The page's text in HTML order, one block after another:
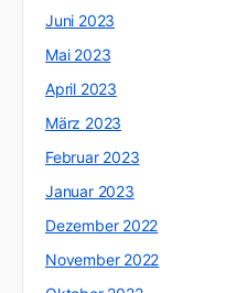
Juni 2023
Mai 2023
April 2023
März 2023
Februar 2023
Januar 2023
Dezember 2022
November 2022